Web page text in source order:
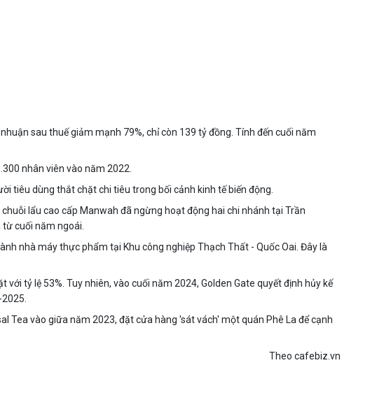
sau thuế giảm mạnh 79%, chỉ còn 139 tỷ đồng. Tính đến cuối năm
nhân viên vào năm 2022.
tiêu dùng thắt chặt chi tiêu trong bối cảnh kinh tế biến động.
lẩu cao cấp Manwah đã ngừng hoạt động hai chi nhánh tại Trần
cuối năm ngoái.
nhà máy thực phẩm tại Khu công nghiệp Thạch Thất - Quốc Oai. Đây là
tỷ lệ 53%. Tuy nhiên, vào cuối năm 2024, Golden Gate quyết định hủy kế
vào giữa năm 2023 , đặt cửa hàng 'sát vách' một quán Phê La để cạnh
Theo cafebiz.vn